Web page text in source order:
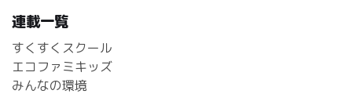
連載一覧
すくすくスクール
エコファミキッズ
みんなの環境